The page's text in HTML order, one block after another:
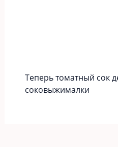
Теперь томатный сок
соковыжималки